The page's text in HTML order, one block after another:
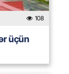
108
üçün